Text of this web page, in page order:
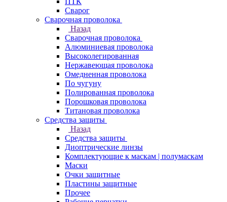
Сварог
Сварочная проволока
Назад
Сварочная проволока
Алюминиевая проволока
Высоколегированная
Нержавеющая проволока
Омедненная проволока
По чугуну
Полированная проволока
Порошковая проволока
Титановая проволока
Средства защиты
Назад
Средства защиты
Диоптрические линзы
Комплектующие к маскам | полумаскам
Маски
Очки защитные
Пластины защитные
Прочее